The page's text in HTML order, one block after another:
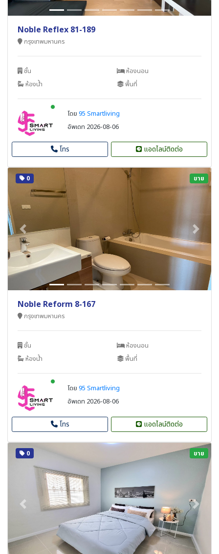
Noble Reflex 81-189
กรุงเทพมหานคร
ชั้น
ห้องนอน
ห้องน้ำ
พื้นที่
New alerts
โดย 95 Smartliving
อัพเดท 2026-08-06
โทร แอดไลน์ติดต่อ
Previous Next
0 ขาย
Noble Reform 8-167
กรุงเทพมหานคร
ชั้น
ห้องนอน
ห้องน้ำ
พื้นที่
New alerts
โดย 95 Smartliving
อัพเดท 2026-08-06
โทร แอดไลน์ติดต่อ
Previous Next
0 ขาย